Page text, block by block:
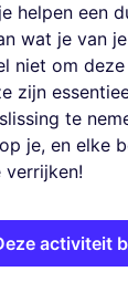
helpen een
wat je van
niet om
zijn
te
je, en elke
verrijken!
activiteit